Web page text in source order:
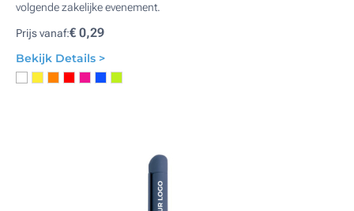
volgende zakelijke evenement.
Prijs vanaf:€ 0,29
Bekijk Details >